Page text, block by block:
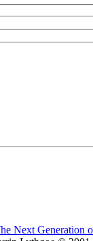
Next Generation